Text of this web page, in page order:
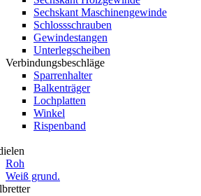
Sechskant Maschinengewinde
Schlossschrauben
Gewindestangen
Unterlegscheiben
Verbindungsbeschläge
Sparrenhalter
Balkenträger
Lochplatten
Winkel
Rispenband
Roh
Weiß grund.